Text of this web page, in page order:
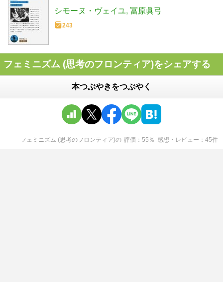
シモーヌ・ヴェイユ 冨原眞弓
243
フェミニズム (思考のフロンティア)をシェアする
本つぶやきをつぶやく
フェミニズム (思考のフロンティア)の 評価 55 ％ 感想・レビュー 45件